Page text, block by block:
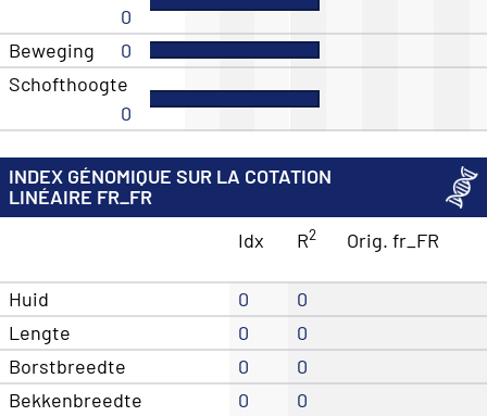
0
Beweging
0
Schofthoogte
0
INDEX GÉNOMIQUE SUR LA COTATION
LINÉAIRE FR_FR
Idx
R2 Orig. fr_FR
Huid 0
0
Lengte
0
0
Borstbreedte
0
0
Bekkenbreedte
0
0